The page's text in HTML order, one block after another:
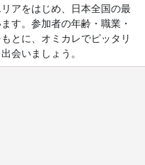
アをはじめ、日本全国の最
す。参加者の年齢・職業・
とに、オミカレでピッタリ
会いましょう。